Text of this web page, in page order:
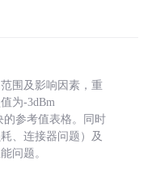
围及影响因素，重
为-3dBm
的参考值表格。同时
、连接器问题）及
问题。